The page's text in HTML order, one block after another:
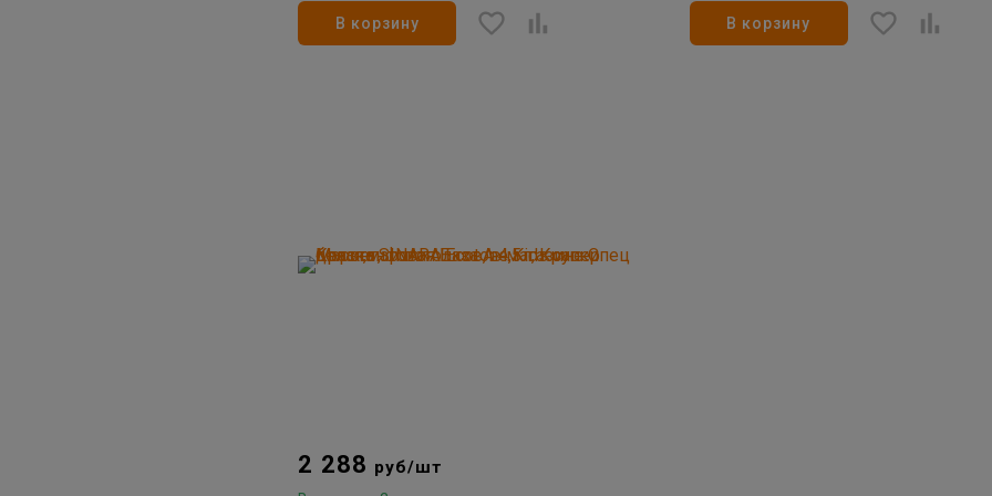
В корзину В корзину
2 288 руб/шт